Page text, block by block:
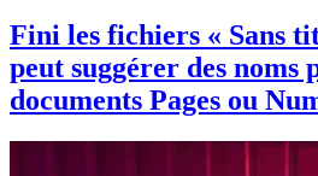
Fini les fichiers « Sans
peut suggérer des noms
documents Pages ou